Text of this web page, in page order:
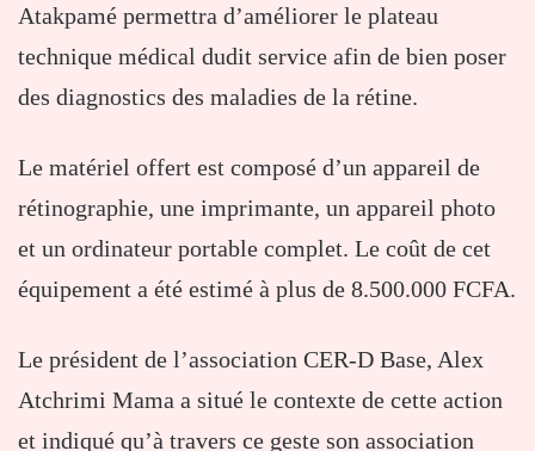
Atakpamé permettra d’améliorer le plateau
technique médical dudit service afin de bien poser
des diagnostics des maladies de la rétine.
Le matériel offert est composé d’un appareil de
rétinographie, une imprimante, un appareil photo
et un ordinateur portable complet. Le coût de cet
équipement a été estimé à plus de 8.500.000 FCFA.
Le président de l’association CER-D Base, Alex
Atchrimi Mama a situé le contexte de cette action
et indiqué qu’à travers ce geste son association